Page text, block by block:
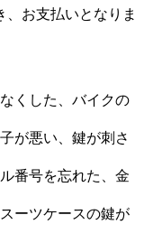
お支払いとなりま
くした、バイクの
が悪い、鍵が刺さ
番号を忘れた、金
ーツケースの鍵が